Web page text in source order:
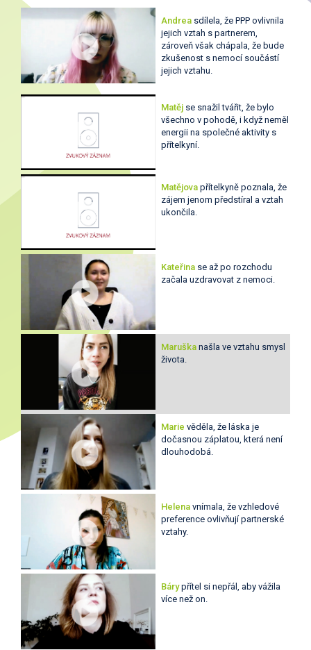
Andrea sdílela, že PPP ovlivnila
jejich vztah s partnerem,
zároveň však chápala, že bude
zkušenost s nemocí součástí
jejich vztahu.
Matěj se snažil tvářit, že bylo
všechno v pohodě, i když neměl
energii na společné aktivity s
přítelkyní.
Matějovapřítelkyně poznala, že
zájem jenom předstíral a vztah
ukončila.
Kateřinase až po rozchodu
začala uzdravovat z nemoci.
Maruška našla ve vztahu smysl
života.
Marie věděla, že láska je
dočasnou záplatou, která není
dlouhodobá.
Helena vnímala, že vzhledové
preference ovlivňují partnerské
vztahy.
Bárypřítel si nepřál, aby vážila
více než on.